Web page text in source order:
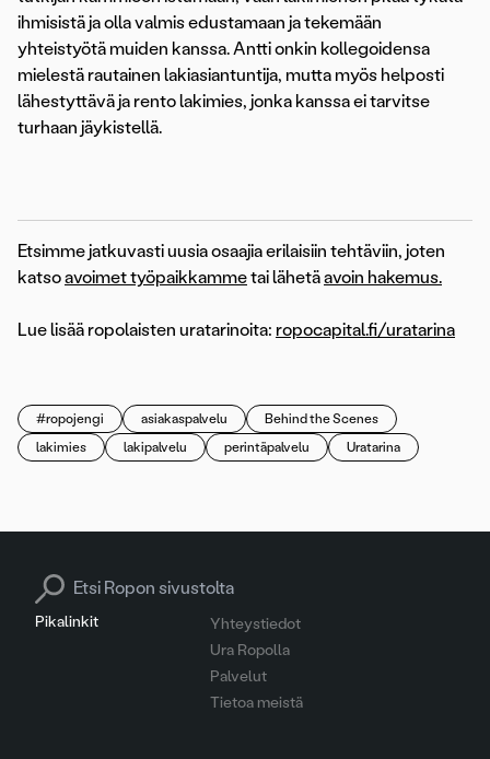
ihmisistä ja olla valmis edustamaan ja tekemään
yhteistyötä muiden kanssa. Antti onkin kollegoidensa
mielestä rautainen lakiasiantuntija, mutta myös helposti
lähestyttävä ja rento lakimies, jonka kanssa ei tarvitse
turhaan jäykistellä.
Etsimme jatkuvasti uusia osaajia erilaisiin tehtäviin, joten
katsoavoimet työpaikkammetai lähetäavoin hakemus.
Lue lisää ropolaisten uratarinoita: ropocapital.fi/uratarina
#ropojengi asiakaspalvelu
Behind the Scenes
lakimies
lakipalvelu perintäpalvelu Uratarina
Pikalinkit
Yhteystiedot
Ura Ropolla
Palvelut
Tietoa meistä
Search for: